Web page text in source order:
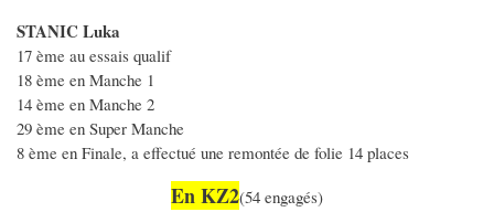
STANIC Luka
17 ème au essais qualif
18 ème en Manche 1
14 ème en Manche 2
29 ème en Super Manche
8 ème en Finale, a effectué une remontée de folie 14 places
En KZ2(54 engagés)